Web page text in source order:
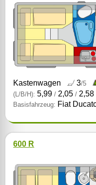
Kastenwagen 3/5
(L/B/H): 5,99/ 2,05/ 2,58
Basisfahrzeug: Fiat
600 R